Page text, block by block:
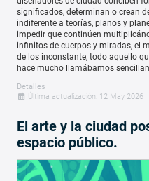
significados, determinan o crean
indiferente a teorías, planos y
impedir que continúen
infinitos de cuerpos y miradas, el
de los inconstante, todo aquello
hace mucho llamábamos
Detalles
Última actualización: 12 May 2026
El arte y la ciudad
espacio público.